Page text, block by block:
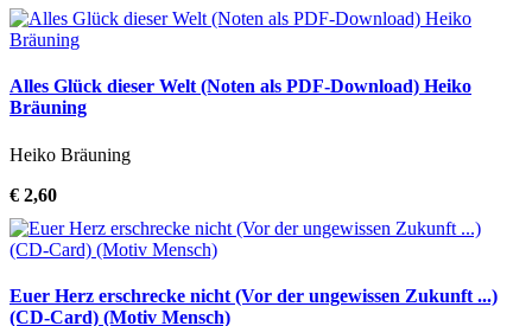
Alles Glück dieser Welt (Noten als PDF-Download) Heiko
Bräuning
Heiko Bräuning
€ 2,60
Euer Herz erschrecke nicht (Vor der ungewissen Zukunft ...)
(CD-Card) (Motiv Mensch)